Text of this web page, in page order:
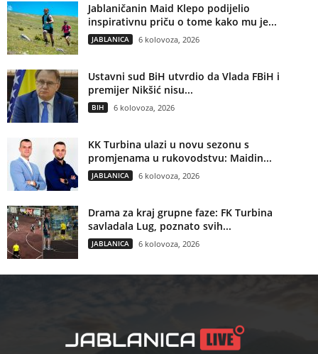
Jablaničanin Maid Klepo podijelio
inspirativnu priču o tome kako mu je...
JABLANICA 6 kolovoza, 2026
Ustavni sud BiH utvrdio da Vlada FBiH i
premijer Nikšić nisu...
BIH 6 kolovoza, 2026
KK Turbina ulazi u novu sezonu s
promjenama u rukovodstvu: Maidin...
JABLANICA 6 kolovoza, 2026
Drama za kraj grupne faze: FK Turbina
savladala Lug, poznato svih...
JABLANICA 6 kolovoza, 2026